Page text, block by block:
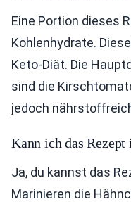
Eine Portion dieses
Kohlenhydrate.
Keto-Diät. Die
sind die
jedoch
Kann ich das Rezept
Ja, du kannst das
Marinieren die